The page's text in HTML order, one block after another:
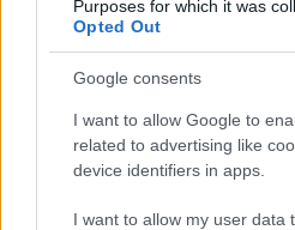
Purposes for which it was
Opted Out
Google consents
I want to allow Google to
related to advertising like
device identifiers in apps.
I want to allow my user data
Πόρων (με έδρα την Καρδίτσα),
Φυσικής, Μαθηματικών (με
Tα νέα τμήματα θα
υφιστάμενο επιστημονικό
θα έχει τη δυνατότητα να
ανάλογα με την ειδικότητά του.
Παράλληλα, ιδρύονται στο